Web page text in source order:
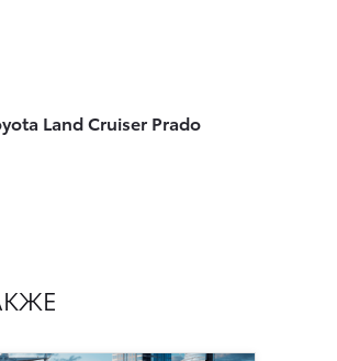
Land Cruiser Prado